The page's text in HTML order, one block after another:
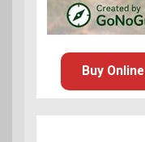
Buy Online